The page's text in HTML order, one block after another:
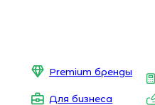
Premium бренды
Для бизнеса